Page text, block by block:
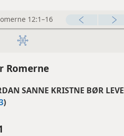
12:1–16
Romerne
SANNE KRISTNE BØR LEVE
)